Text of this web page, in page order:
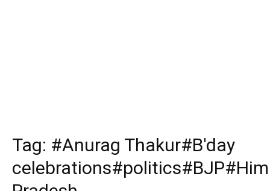
Tag: #Anurag Thakur#B'day